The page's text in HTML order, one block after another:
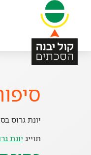
יונת גרוס
תוייג יונת